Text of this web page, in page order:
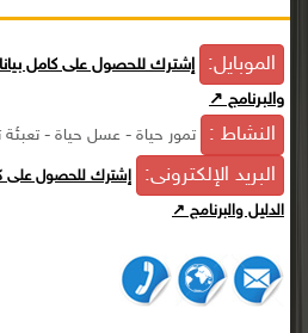
الموبايل: إشترك للحصول على كامل
والبرنامج ↗
النشاط : تمور حياة - عسل حياة - تعبئة
البريد الإلكترونى: إشترك للحصول على
الدليل والبرنامج ↗